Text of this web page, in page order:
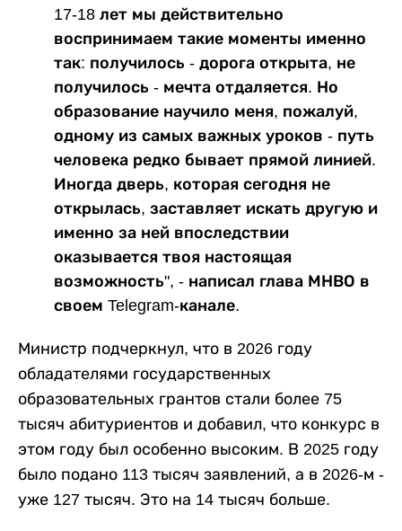
17-18 лет мы действительно
воспринимаем такие моменты именно
так: получилось - дорога открыта, не
получилось - мечта отдаляется. Но
образование научило меня, пожалуй,
одному из самых важных уроков - путь
человека редко бывает прямой линией.
Иногда дверь, которая сегодня не
открылась, заставляет искать другую и
именно за ней впоследствии
оказывается твоя настоящая
возможность", - написал глава МНВО в
своем Telegram-канале.
Министр подчеркнул, что в 2026 году
обладателями государственных
образовательных грантов стали более 75
тысяч абитуриентов и добавил, что конкурс в
этом году был особенно высоким. В 2025 году
было подано 113 тысяч заявлений, а в 2026-м -
уже 127 тысяч. Это на 14 тысяч больше.